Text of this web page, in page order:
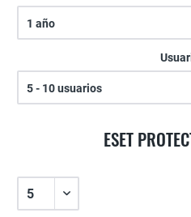
ESET